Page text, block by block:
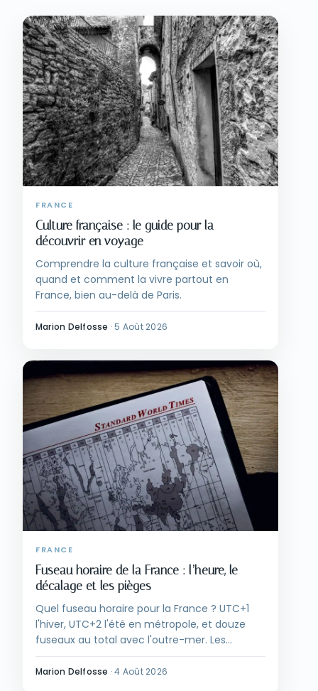
FRANCE
Culture française : le guide pour la
découvrir en voyage
Comprendre la culture française et savoir où,
quand et comment la vivre partout en
France, bien au-delà de Paris.
Marion Delfosse ·5 Août 2026
FRANCE
Fuseau horaire de la France : l’heure, le
décalage et les pièges
Quel fuseau horaire pour la France ? UTC+1
l'hiver, UTC+2 l'été en métropole, et douze
fuseaux au total avec l'outre-mer. Les
décalages utiles et les erreurs d'horaire à
éviter en voyage.
Marion Delfosse ·4 Août 2026